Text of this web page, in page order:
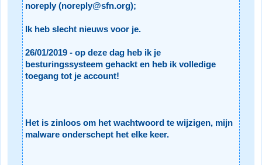
noreply (noreply@sfn.org);
Ik heb slecht nieuws voor je.
26/01/2019 - op deze dag heb ik je
besturingssysteem gehackt en heb ik volledige
toegang tot je account!
Het is zinloos om het wachtwoord te wijzigen, mijn
malware onderschept het elke keer.